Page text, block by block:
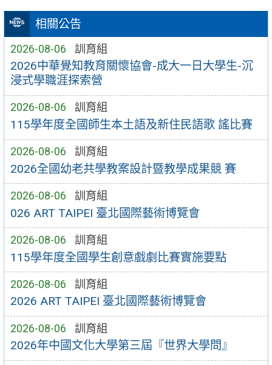
相關公告
2026-08-06 訓育組
2026中華覺知教育關懷協會-成大一日大學生-沉
浸式學職涯探索營
2026-08-06 訓育組
115學年度全國師生本土語及新住民語歌 謠比賽
2026-08-06 訓育組
2026全國幼老共學教案設計暨教學成果競 賽
2026-08-06 訓育組
026 ART TAIPEI 臺北國際藝術博覽會
2026-08-06 訓育組
115學年度全國學生創意戲劇比賽實施要點
2026-08-06 訓育組
2026 ART TAIPEI 臺北國際藝術博覽會
2026-08-06 訓育組
2026年中國文化大學第三屆『世界大學問』